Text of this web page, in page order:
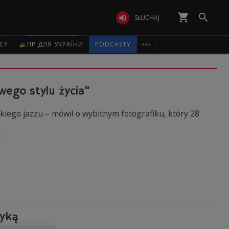
 SŁUCHAJ shopping_cart 
ПР ДЛЯ УКРАЇНИ PODCASTY 
stylu życia"
jazzu – mówił o wybitnym fotografiku, który 28